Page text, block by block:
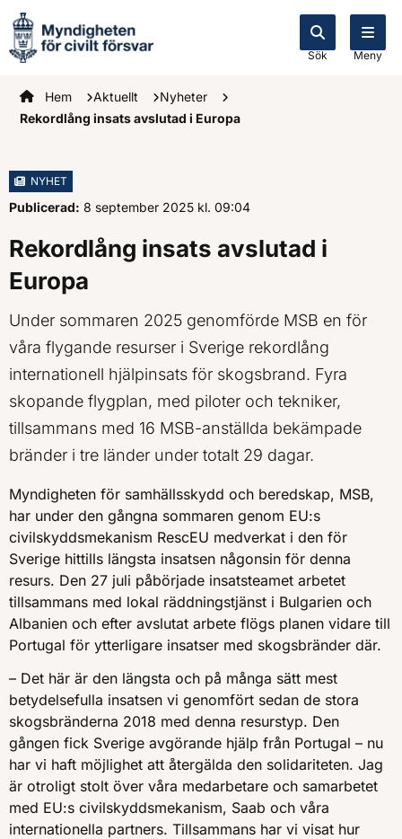
Sök Meny
Startsidan
Hem Aktuellt
Nyheter
Rekordlång insats avslutad i Europa
NYHET
Publicerad: 8 september 2025 kl. , Klockan
09:04
Rekordlång insats avslutad i
Europa
Under sommaren 2025 genomförde MSB en för
våra flygande resurser i Sverige rekordlång
internationell hjälpinsats för skogsbrand. Fyra
skopande flygplan, med piloter och tekniker,
tillsammans med 16 MSB-anställda bekämpade
bränder i tre länder under totalt 29 dagar.
Myndigheten för samhällsskydd och beredskap, MSB,
har under den gångna sommaren genom EU:s
civilskyddsmekanism RescEU medverkat i den för
Sverige hittills längsta insatsen någonsin för denna
resurs. Den 27 juli påbörjade insatsteamet arbetet
tillsammans med lokal räddningstjänst i Bulgarien och
Albanien och efter avslutat arbete flögs planen vidare till
Portugal för ytterligare insatser med skogsbränder där.
– Det här är den längsta och på många sätt mest
betydelsefulla insatsen vi genomfört sedan de stora
skogsbränderna 2018 med denna resurstyp. Den
gången fick Sverige avgörande hjälp från Portugal – nu
har vi haft möjlighet att återgälda den solidariteten. Jag
är otroligt stolt över våra medarbetare och samarbetet
med EU:s civilskyddsmekanism, Saab och våra
internationella partners. Tillsammans har vi visat hur